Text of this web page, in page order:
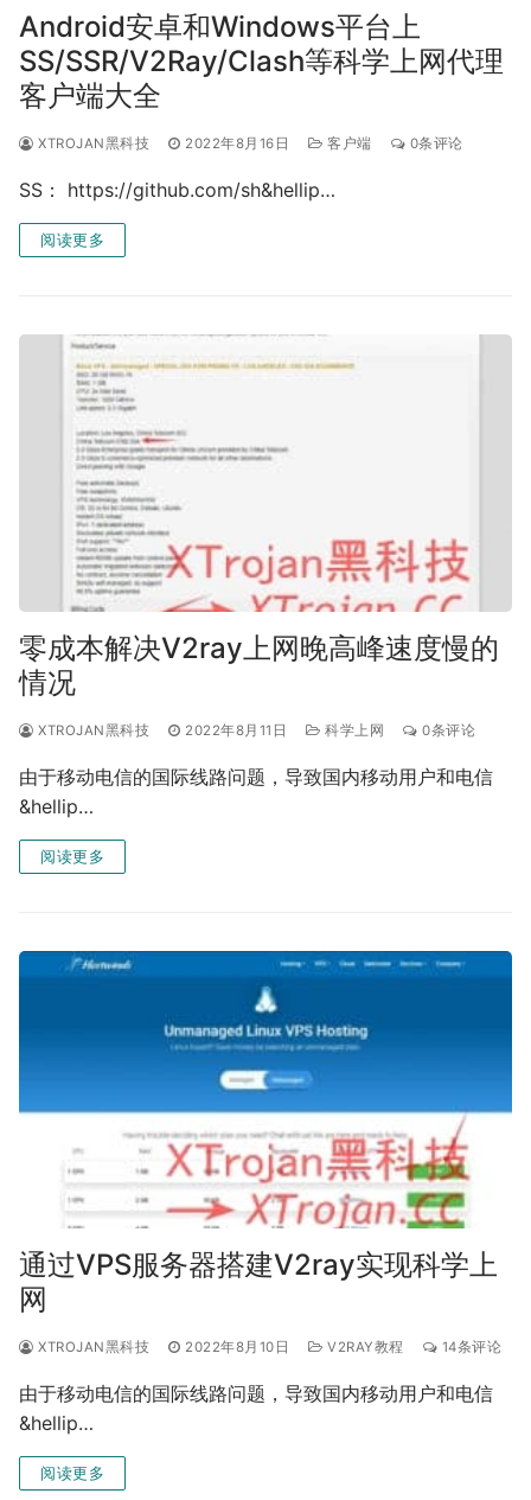
Android安卓和Windows平台上
SS/SSR/V2Ray/Clash等科学上网代理
客户端大全
XTROJAN黑科技 2022年8月16日 客户端 0条评论
SS： https://github.com/sh&hellip…
阅读更多
零成本解决V2ray上网晚高峰速度慢的
情况
XTROJAN黑科技 2022年8月11日 科学上网 0条评论
由于移动电信的国际线路问题，导致国内移动用户和电信
&hellip…
阅读更多
通过VPS服务器搭建V2ray实现科学上
网
XTROJAN黑科技 2022年8月10日 V2RAY教程 14条评论
由于移动电信的国际线路问题，导致国内移动用户和电信
&hellip…
阅读更多